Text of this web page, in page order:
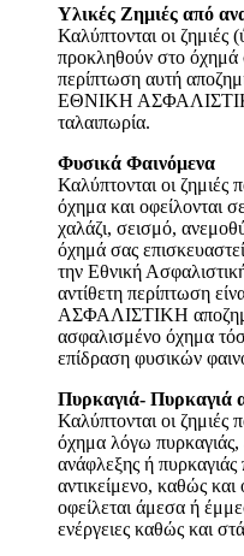
Υλικές Ζημιές από
Καλύπτονται οι
προκληθούν στο όχημά
περίπτωση αυτή
ΕΘΝΙΚΗ
ταλαιπωρία.
Φυσικά Φαινόμενα
Καλύπτονται οι
όχημα και οφείλονται
χαλάζι, σεισμό,
όχημά σας
την Εθνική
αντίθετη περίπτωση
ΑΣΦΑΛΙΣΤΙΚΗ
ασφαλισμένο όχημα
επίδραση φυσικών
Πυρκαγιά- Πυρκαγιά
Καλύπτονται οι
όχημα λόγω
ανάφλεξης ή πυρκαγιάς
αντικείμενο, καθώς
οφείλεται άμεσα ή
ενέργειες καθώς και